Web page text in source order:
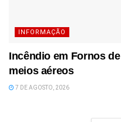
INFORMAÇÃO
Incêndio em Fornos
meios aéreos
7 DE AGOSTO, 2026